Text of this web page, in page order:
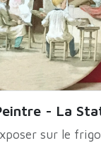
- La
sur le